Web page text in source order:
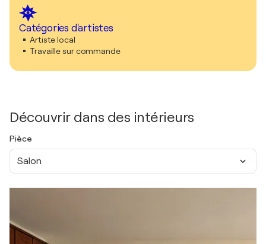
Catégories d'artistes
Artiste local
Travaille sur commande
Découvrir dans des intérieurs
Pièce
Salon